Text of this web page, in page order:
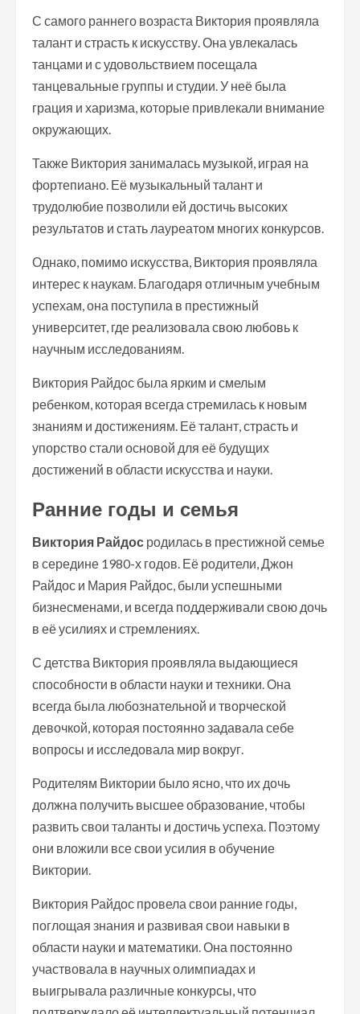
С самого раннего возраста Виктория проявляла
талант и страсть к искусству. Она увлекалась
танцами и с удовольствием посещала
танцевальные группы и студии. У неё была
грация и харизма, которые привлекали внимание
окружающих.
Также Виктория занималась музыкой, играя на
фортепиано. Её музыкальный талант и
трудолюбие позволили ей достичь высоких
результатов и стать лауреатом многих конкурсов.
Однако, помимо искусства, Виктория проявляла
интерес к наукам. Благодаря отличным учебным
успехам, она поступила в престижный
университет, где реализовала свою любовь к
научным исследованиям.
Виктория Райдос была ярким и смелым
ребенком, которая всегда стремилась к новым
знаниям и достижениям. Её талант, страсть и
упорство стали основой для её будущих
достижений в области искусства и науки.
Ранние годы и семья
Виктория Райдос родилась в престижной семье
в середине 1980-х годов. Её родители, Джон
Райдос и Мария Райдос, были успешными
бизнесменами, и всегда поддерживали свою дочь
в её усилиях и стремлениях.
С детства Виктория проявляла выдающиеся
способности в области науки и техники. Она
всегда была любознательной и творческой
девочкой, которая постоянно задавала себе
вопросы и исследовала мир вокруг.
Родителям Виктории было ясно, что их дочь
должна получить высшее образование, чтобы
развить свои таланты и достичь успеха. Поэтому
они вложили все свои усилия в обучение
Виктории.
Виктория Райдос провела свои ранние годы,
поглощая знания и развивая свои навыки в
области науки и математики. Она постоянно
участвовала в научных олимпиадах и
выигрывала различные конкурсы, что